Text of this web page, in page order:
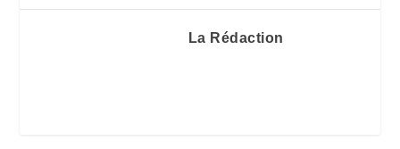
La Rédaction